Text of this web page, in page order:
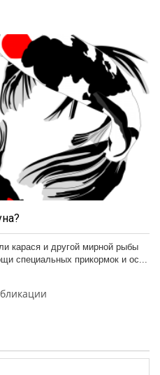
карася и другой мирной рыбы
специальных прикормок и ос...